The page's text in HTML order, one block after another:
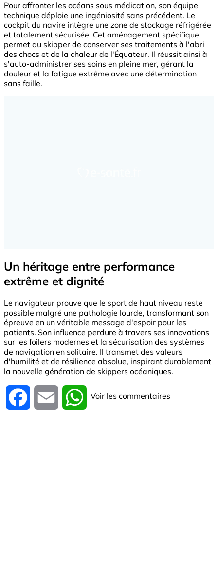
Pour affronter les océans sous médication, son équipe
technique déploie une ingéniosité sans précédent. Le
cockpit du navire intègre une zone de stockage réfrigérée
et totalement sécurisée. Cet aménagement spécifique
permet au skipper de conserver ses traitements à l'abri
des chocs et de la chaleur de l'Équateur. Il réussit ainsi à
s'auto-administrer ses soins en pleine mer, gérant la
douleur et la fatigue extrême avec une détermination
sans faille.
Un héritage entre performance
extrême et dignité
Le navigateur prouve que le sport de haut niveau reste
possible malgré une pathologie lourde, transformant son
épreuve en un véritable message d'espoir pour les
patients. Son influence perdure à travers ses innovations
sur les foilers modernes et la sécurisation des systèmes
de navigation en solitaire. Il transmet des valeurs
d'humilité et de résilience absolue, inspirant durablement
la nouvelle génération de skippers océaniques.
Facebook Email WhatsApp
Voir les commentaires